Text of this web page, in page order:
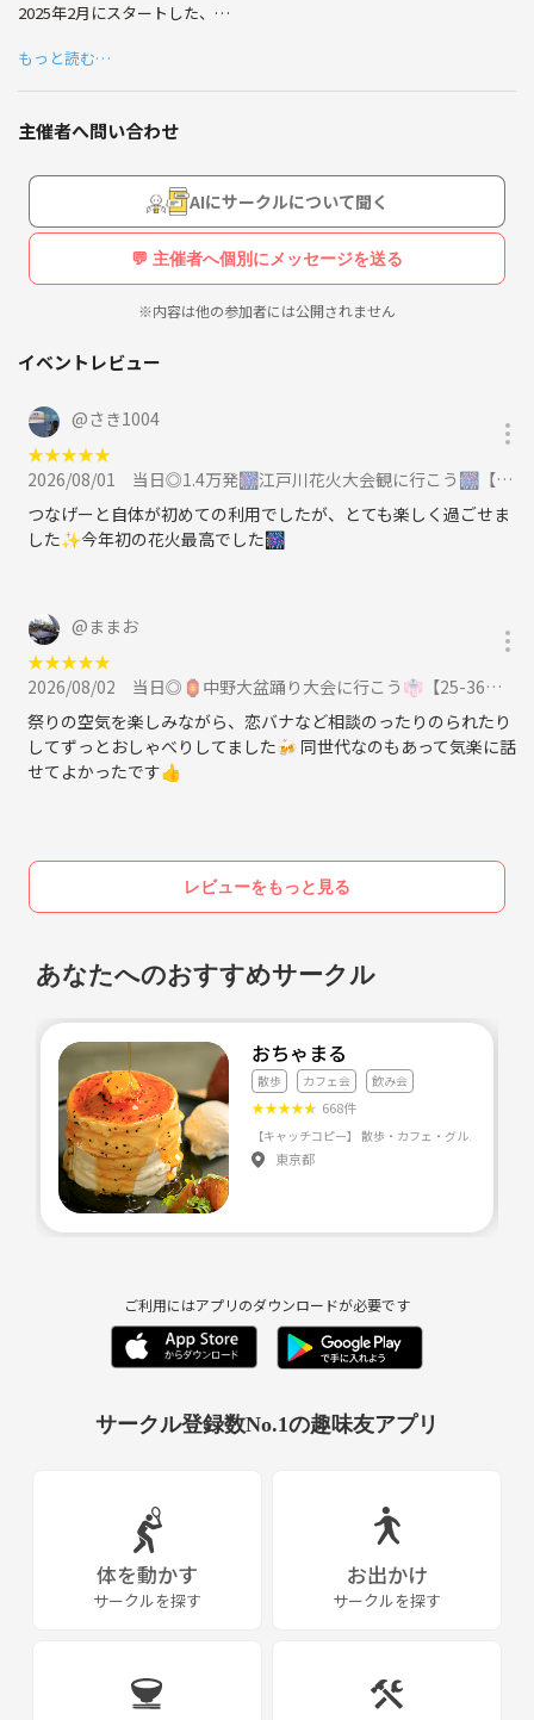
be/漫画/昼寝/飲みに行く/食べること
などインドアもアウトドアも好きです！
イベントなどで出会った人とのご縁を大切に日常が少しで
2025年2月にスタートした、
「新しい友達が欲しい」
「休日を一緒に楽しめる仲間が欲しい」
「1人参加でも安心できる場所が欲しい」
「周りが結婚などして気軽に誘える友達がいない」
そんな人たちが集まっています☺️
現在は、
・飲み会🍻（色んなテーマで❗️）
・公園ピクニック🌿
・スクリーンでスポーツ観戦⚾️
・焚き火会🔥
などを中心に、毎週いろんなイベントを開催中！
初参加・1人参加の方もかなり多いので、
「輪に入れるかな…」という心配はいりません🙆‍♂️
このサークルの雰囲気✨
ガチ恋活やビジネス目的ではなく、
“気軽に人と繋がれる場所” を大事にしています！
✔ 同年代だから話しやすい
を意識して運営しています🌸
みんなが安心して楽しめる場にしたいので、
以下のような行為には厳しく対応しています。
❌ ナンパ目的のみの参加
❌ 営業・勧誘・宗教・MLM目的
❌ セクハラ・迷惑行為
❌ 無断での連絡先交換強要
実際に、問題行為があった場合は以後の参加をお断りしています。
実際にどんな問題があったか報告してもらい内容次第でこちらでブロッ
クをして参加できないような仕組みにしております。
「変な人が多そう…」という不安を持つ方にも、
こんな人におすすめ💡
🌸 上京して知り合いが少ない
🌸 気軽に飲みやカフェに行ける仲間が欲しい
もっと読む…
主催者へ問い合わせ
AIにサークルについて聞く
💬 主催者へ個別にメッセージを送る
※内容は他の参加者には公開されません
イベントレビュー
@さき1004
★★★★★
2026/08/01
当日◎1.4万発🎆江戸川花火大会観に行こう🎆【25-36歳1人参加限定】途中参加OK🙆‍♀️に参加
つなげーと自体が初めての利用でしたが、とても楽しく過ごせま
した✨今年初の花火最高でした🎆
@ままお
★★★★★
2026/08/02
当日◎🏮中野大盆踊り大会に行こう👘【25-36歳1人参加限定】季節イベント.あらさんぽに参加
祭りの空気を楽しみながら、恋バナなど相談のったりのられたり
してずっとおしゃべりしてました🍻 同世代なのもあって気楽に話
せてよかったです👍
レビューをもっと見る
あなたへのおすすめサークル
おちゃまる
散歩 カフェ会 飲み会
★★★★★ 668件
東京都
ご利用にはアプリのダウンロードが必要です
サークル登録数No.1の趣味友アプリ
体を動かす
サークルを探す
お出かけ
サークルを探す